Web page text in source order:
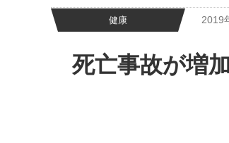
健康 2019
死亡事故が増